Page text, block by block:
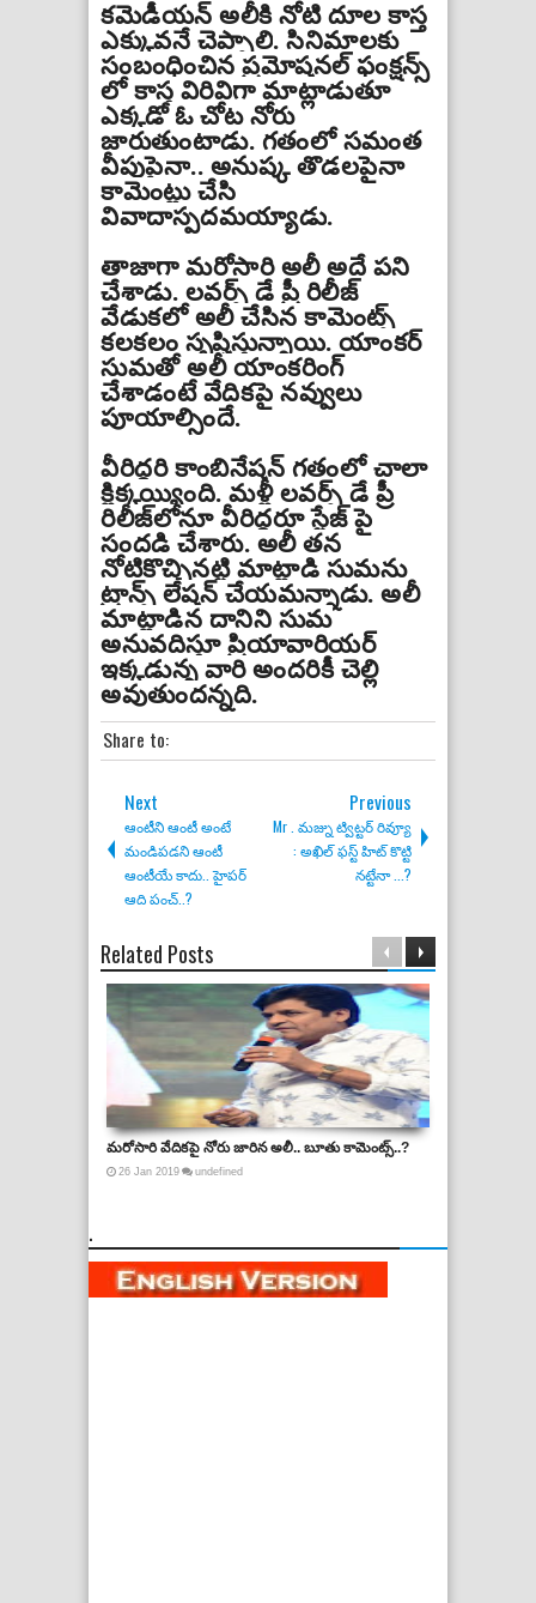
కమెడీయన్ అలీకి నోటి దూల కాస్త
ఎక్కువనే చెప్పాలి. సినిమాలకు
సంబంధించిన ప్రమోషనల్ ఫంక్షన్స్
లో కాస్త విరివిగా మాట్లాడుతూ
ఎక్కడో ఓ చోట నోరు
జారుతుంటాడు. గతంలో సమంత
వీపుపైనా.. అనుష్క తొడలపైనా
కామెంట్లు చేసి
వివాదాస్పదమయ్యాడు.
తాజాగా మరోసారి అలీ అదే పని
చేశాడు. లవర్స్ డే ప్రీ రిలీజ్‌
వేడుకలో అలీ చేసిన కామెంట్స్
కలకలం సృష్టిస్తున్నాయి. యాంకర్
సుమతో అలీ యాంకరింగ్
చేశాడంటే వేదికపై నవ్వులు
పూయాల్సిందే.
వీరిద్దరి కాంబినేషన్ గతంలో చాలా
క్లిక్కయ్యింది. మళ్లీ లవర్స్ డే ప్రీ
రిలీజ్‌లోనూ వీరిద్దరూ స్టేజ్ పై
సందడి చేశారు. అలీ తన
నోటికొచ్చినట్టి మాట్లాడి సుమను
ట్రాన్స్ లేషన్ చేయమన్నాడు. అలీ
మాట్లాడిన దానిని సుమ
అనువదిస్తూ ప్రియావారియర్
ఇక్కడున్న వారి అందరికీ చెల్లి
అవుతుందన్నది.
Share to:
Next
ఆంటీని ఆంటీ అంటే
మండిపడని ఆంటీ
ఆంటీయే కాదు.. హైపర్
ఆది పంచ్..?
Previous
Mr . మజ్ను ట్విట్టర్ రివ్యూ
: అఖిల్ ఫస్ట్ హిట్ కొట్టి
నట్టేనా ...?
Related Posts
మరోసారి వేదికపై నోరు జారిన అలీ.. బూతు కామెంట్స్..?
26 Jan 2019 undefined
.